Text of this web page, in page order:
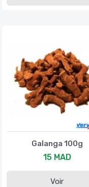
Galanga 100g
15 MAD
Voir